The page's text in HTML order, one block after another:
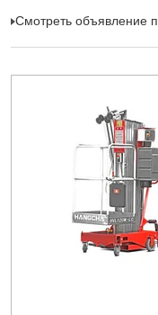
Смотреть объявление